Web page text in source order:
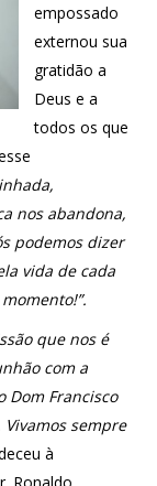
empossado
externou sua
gratidão a
Deus e a
todos os que
nos abandona,
podemos dizer
vida de cada
que nos é
com a
Dom Francisco
Vivamos sempre
à
Ronaldo